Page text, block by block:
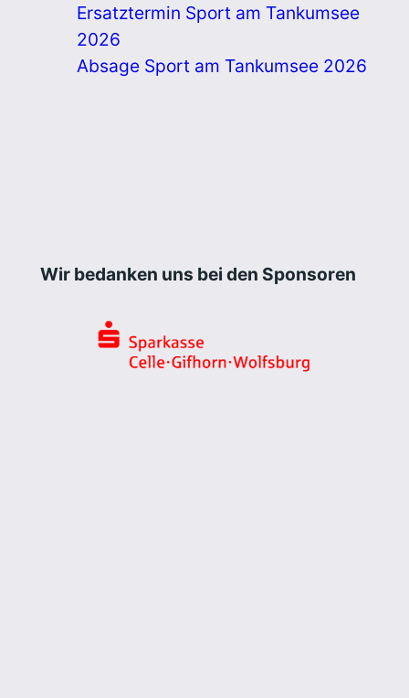
Ersatztermin Sport am Tankumsee
2026
Absage Sport am Tankumsee 2026
Wir bedanken uns bei den Sponsoren